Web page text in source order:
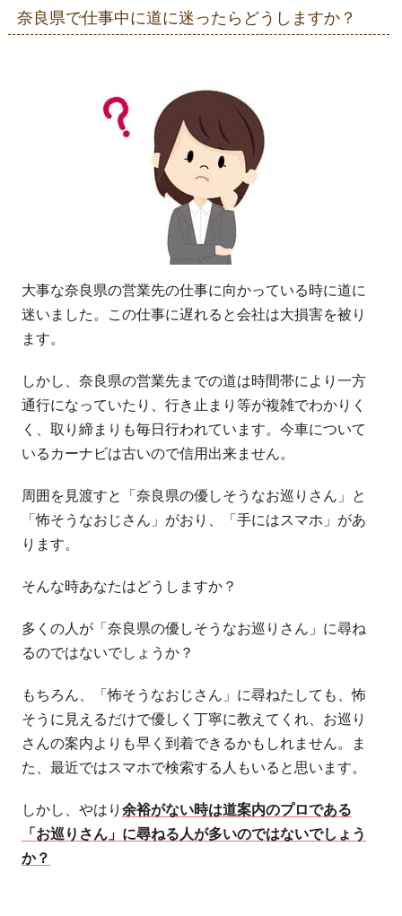
奈良県で仕事中に道に迷ったらどうしますか？
大事な奈良県の営業先の仕事に向かっている時に道に
迷いました。この仕事に遅れると会社は大損害を被り
ます。
しかし、奈良県の営業先までの道は時間帯により一方
通行になっていたり、行き止まり等が複雑でわかりく
く、取り締まりも毎日行われています。今車について
いるカーナビは古いので信用出来ません。
周囲を見渡すと「奈良県の優しそうなお巡りさん」と
「怖そうなおじさん」がおり、「手にはスマホ」があ
ります。
そんな時あなたはどうしますか？
多くの人が「奈良県の優しそうなお巡りさん」に尋ね
るのではないでしょうか？
もちろん、「怖そうなおじさん」に尋ねたしても、怖
そうに見えるだけで優しく丁寧に教えてくれ、お巡り
さんの案内よりも早く到着できるかもしれません。ま
た、最近ではスマホで検索する人もいると思います。
しかし、やはり余裕がない時は道案内のプロである
「お巡りさん」に尋ねる人が多いのではないでしょう
か？